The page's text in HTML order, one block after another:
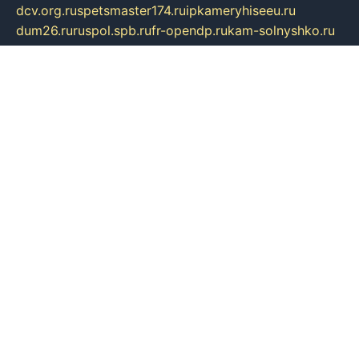
dcv.org.ruspetsmaster174.ruipkameryhiseeu.ru
dum26.ruruspol.spb.rufr-opendp.rukam-solnyshko.ru
cheyenne-arapaho.rusevzapmetal.spb.ru